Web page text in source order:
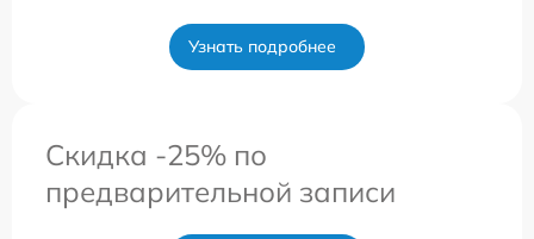
Узнать подробнее
Скидка -25% по
предварительной записи